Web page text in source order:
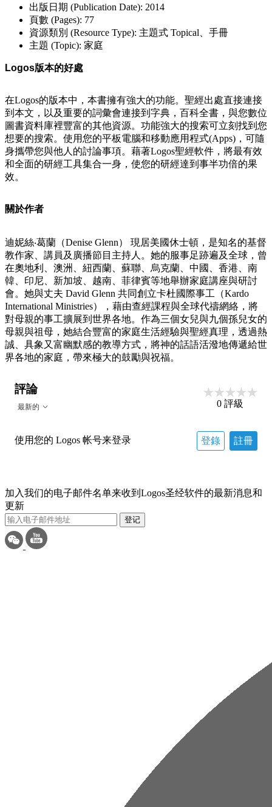
出版日期 (Publication Date): 2014
頁數 (Pages): 77
資源類別 (Resource Type): 主題式 Topical、手冊
主題 (Topic): 家庭
Logos版本的好處
在Logos的版本中，本書擁有強大的功能。聖經出處直接連接
到本文，以及重要的詞彙會連接到字典，百科全書，與您數位
圖書資料庫裡豐富的其他資源。功能強大的搜索可立刻找到您
想要的搜索。使用您的平板電腦和移動應用程式(Apps)，可隨
身攜帶您與他人的討論事項。藉著Logos聖經軟件，將最有效
和全面的研經工具集合一身，使您的研經達到事半功倍的果
效。
關於作者
迪妮絲‧葛蘭（Denise Glenn） 現居美國休士頓，是知名的基督
教作家、講員及廣播節目主持人。她的服事足跡遍及全球，曾
在奧地利、澳洲、紐西蘭、蘇聯、烏克蘭、中國、香港、南
韓、印尼、新加坡、越南、菲律賓等地舉辦家庭講座與研討
會。她與丈夫 David Glenn 共同創立卡杜國際事工（Kardo
International Ministries），藉由查經課程與全球代禱網絡，將
對母親的事工擴展到世界各地。作為三個女兒與九個孫兒女的
母親與祖母，她結合豐富的家庭生活經驗與聖經真理，透過熱
誠、具象又富幽默感的教導方式，將神的話語活潑地傳遞給世
界各地的家庭，帶來極大的鼓勵與祝福。
評論
最新的 0 評級
使用您的 Logos 帐号来登录 登錄 註冊
加入我们的电子邮件名单来收到Logos圣经软件的最新消息和
更新
登记